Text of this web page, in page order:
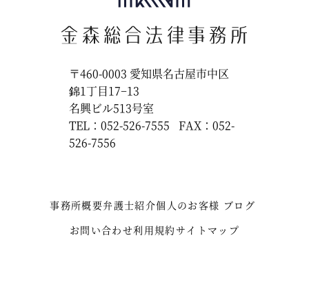
〒460-0003 愛知県名古屋市中区
錦1丁目17−13
名興ビル513号室
TEL：052-526-7555
FAX：052-
526-7556
事務所概要弁護士紹介個人のお客様 ブログ
お問い合わせ利用規約 サイトマップ